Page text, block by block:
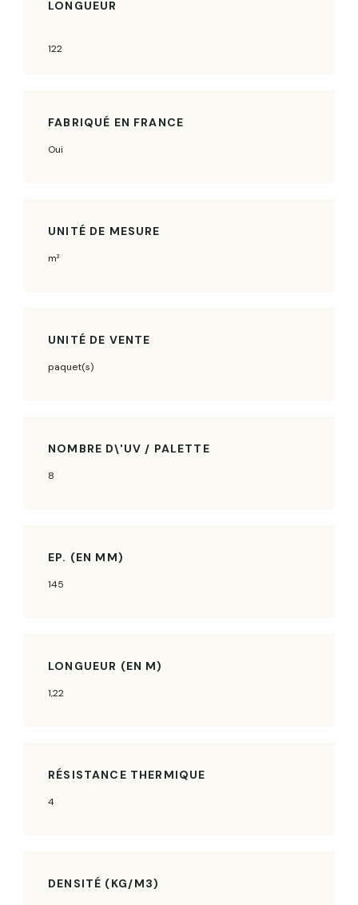
LONGUEUR
122
FABRIQUÉ EN FRANCE
Oui
UNITÉ DE MESURE
m²
UNITÉ DE VENTE
paquet(s)
NOMBRE D\'UV / PALETTE
8
EP. (EN MM)
145
LONGUEUR (EN M)
1,22
RÉSISTANCE THERMIQUE
4
DENSITÉ (KG/M3)